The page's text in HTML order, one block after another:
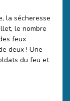
la sécheresse
le nombre
feux
deux ! Une
du feu et